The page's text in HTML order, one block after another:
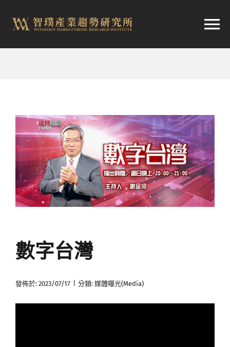
容
航
市場快訊
產業日報
媒體曝光
會員帳號
數字台灣
發佈於: 2023/07/17 分類: 媒體曝光(Media)